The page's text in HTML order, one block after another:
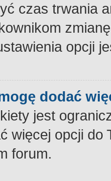
czas trwania
opcji
dodać
jest
więcej opcji
forum.